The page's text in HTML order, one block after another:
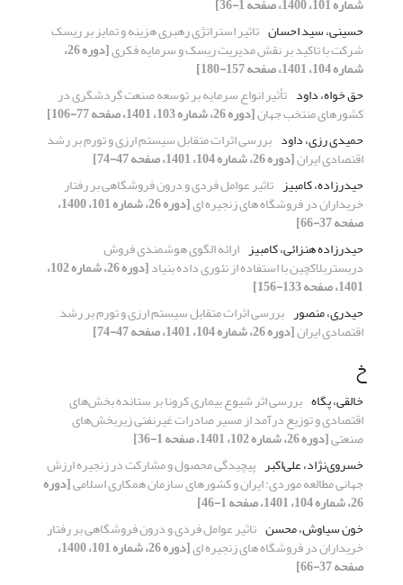
حسینی، سید احسان تاثیر استراتژی رهبری هزینه و تمایز بر ریسک
شرکت با تاکید بر نقش مدیریت ریسک و سرمایه فکری [دوره 26،
شماره 104، 1401، صفحه 157-180]
حق خواه، داود تأثیر انواع سرمایه بر توسعه صنعت گردشگری در
کشورهای منتخب جهان[دوره 26، شماره 103، 1401، صفحه 77-106]
حمیدی رزی، داود بررسی اثرات متقابل سیستم ارزی و تورم بر رشد
اقتصادی ایران[دوره 26، شماره 104، 1401، صفحه 47-74]
حیدرزاده، کامبیز تاثیر عوامل فردی و درون فروشگاهی بر رفتار
خریداران در فروشگاه های زنجیره ای [دوره 26، شماره 101، 1400،
صفحه 37-66]
حیدرزاده هنزائی، کامبیز ارائه الگوی هوشمندی فروش
دربستربلاکچین با استفاده از تئوری داده بنیاد [دوره 26، شماره 102،
1401، صفحه 133-156]
حیدری، منصور بررسی اثرات متقابل سیستم ارزی و تورم بر رشد
اقتصادی ایران[دوره 26، شماره 104، 1401، صفحه 47-74]
خ
خالقی، پگاه بررسی اثر شیوع بیماری کرونا بر ستانده بخش‌های
اقتصادی و توزیع درآمد از مسیر صادرات غیرنفتی زیربخش‌های
صنعتی[دوره 26، شماره 102، 1401، صفحه 1-36]
خسروی‌نژاد، علی‌اکبر پیچیدگی محصول و مشارکت در زنجیره ارزش
جهانی مطالعه موردی: ایران و کشورهای سازمان همکاری اسلامی[دوره
26، شماره 104، 1401، صفحه 1-46]
خون سیاوش، محسن تاثیر عوامل فردی و درون فروشگاهی بر رفتار
خریداران در فروشگاه های زنجیره ای [دوره 26، شماره 101، 1400،
صفحه 37-66]